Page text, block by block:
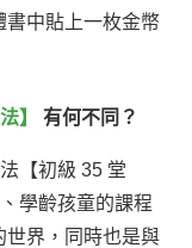
書中貼上一枚金幣
】 有何不同？
【初級 35 堂
學齡孩童的課程
世界，同時也是與